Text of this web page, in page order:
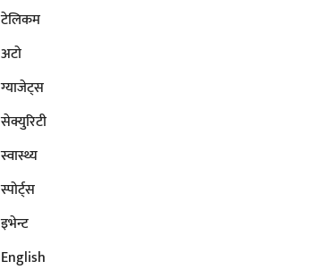
टेलिकम
अटाे
ग्याजेट्स
सेक्युरिटी
स्वास्थ्य
स्पोर्ट्स
इभेन्ट
English